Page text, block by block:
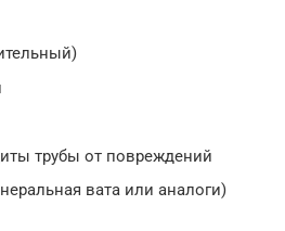
трубы от повреждений
вата или аналоги)